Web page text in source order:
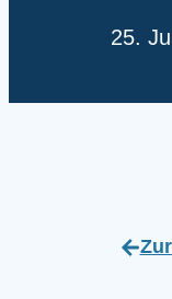
25.